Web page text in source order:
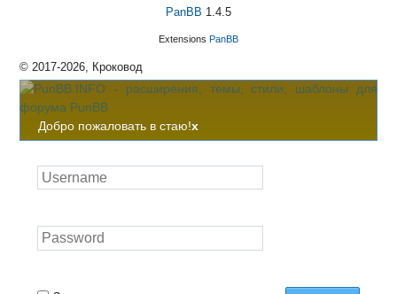
PanBB 1.4.5
Extensions PanBB
© 2017-2026, Кроковод
Добро пожаловать в стаю!x